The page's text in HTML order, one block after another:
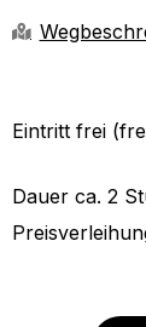
Eintritt frei
Dauer ca. 2